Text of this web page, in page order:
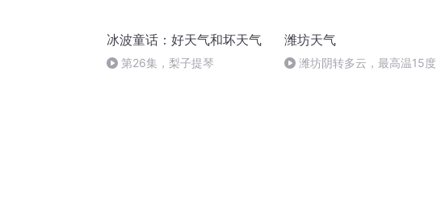
冰波童话：好天气和坏天气
第26集，梨子提琴
潍坊天气
潍坊阴转多云，最高温15度